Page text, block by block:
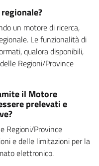
un motore di ricerca,
Le funzionalità di
qualora disponibili,
Regioni/Province
il Motore
prelevati e
Regioni/Province
e delle limitazioni per la
elettronico.